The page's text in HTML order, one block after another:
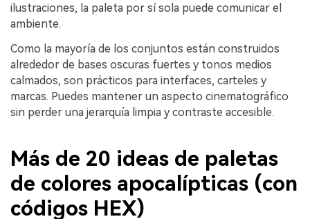
ilustraciones, la paleta por sí sola puede comunicar el
ambiente.
Como la mayoría de los conjuntos están construidos
alrededor de bases oscuras fuertes y tonos medios
calmados, son prácticos para interfaces, carteles y
marcas. Puedes mantener un aspecto cinematográfico
sin perder una jerarquía limpia y contraste accesible.
Más de 20 ideas de paletas
de colores apocalípticas (con
códigos HEX)